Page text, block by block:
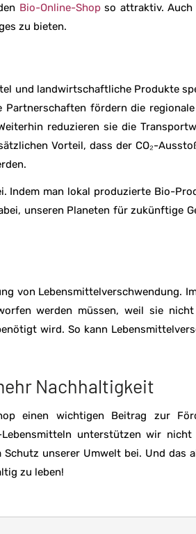
Bio-Online-Shopso attraktiv. Auch
zu bieten.
und landwirtschaftliche Produkte
Partnerschaften fördern die
reduzieren sie die
Vorteil, dass der CO₂-
Indem man lokal produzierte Bio-
unseren Planeten für zukünftige
von Lebensmittelverschwendung.
werden müssen, weil sie
wird. So kann
Nachhaltigkeit
einen wichtigen Beitrag zur
unterstützen wir nicht
unserer Umwelt bei. Und das
zu leben!